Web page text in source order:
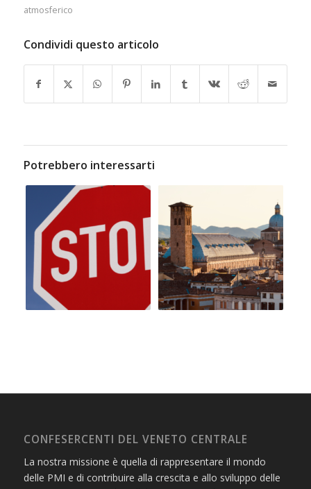
atmosferico
Condividi questo articolo
Potrebbero interessarti
CONFESERCENTI DEL VENETO CENTRALE
La nostra missione è quella di rappresentare il mondo
delle PMI e di contribuire alla crescita e allo sviluppo delle